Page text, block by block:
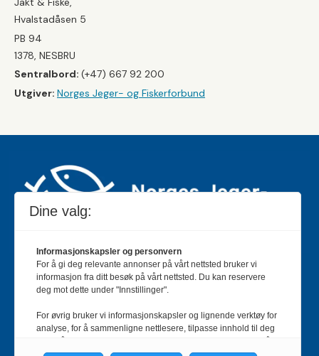
Hvalstadåsen 5
PB 94
1378, NESBRU
Sentralbord: (+47) 667 92 200
Utgiver: Norges Jeger- og Fiskerforbund
Jakt & Fiske er landets største og eldste magasin for
jakt- og fiskeinteresserte med 195 000 månedlige
Bladet er en månedlig publikasjon og utgis av Norges
Jeger- og Fiskerforbund.
Meld deg inn her
Dine valg:
Informasjonskapsler og personvern
For å gi deg relevante annonser på vårt nettsted bruker vi
informasjon fra ditt besøk på vårt nettsted. Du kan reservere
deg mot dette under "Innstillinger".
For øvrig bruker vi informasjonskapsler og lignende verktøy for
analyse, for å sammenligne nettlesere, tilpasse innhold til deg
personvernerklæring.